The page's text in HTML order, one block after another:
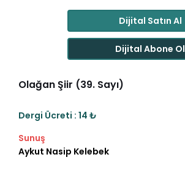
Dijital Satın Al
Dijital Abone Ol
Olağan Şiir (39. Sayı)
Dergi Ücreti : 14 ₺
Sunuş
Aykut Nasip Kelebek